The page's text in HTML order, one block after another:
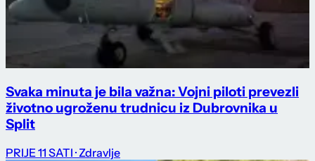
Svaka minuta je bila važna: Vojni piloti prevezli
životno ugroženu trudnicu iz Dubrovnika u
Split
PRIJE 11 SATI · Zdravlje